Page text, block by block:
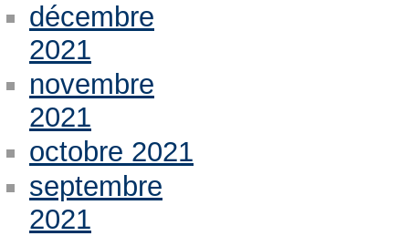
décembre
2021
novembre
2021
octobre 2021
septembre
2021